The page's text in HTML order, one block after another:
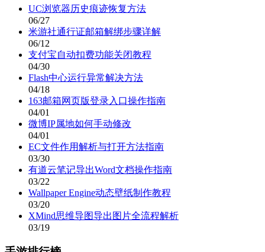
UC浏览器历史痕迹恢复方法
06/27
米游社通行证邮箱解绑步骤详解
06/12
支付宝自动扣费功能关闭教程
04/30
Flash中心运行异常解决方法
04/18
163邮箱网页版登录入口操作指南
04/01
微博IP属地如何手动修改
04/01
EC文件作用解析与打开方法指南
03/30
有道云笔记导出Word文档操作指南
03/22
Wallpaper Engine动态壁纸制作教程
03/20
XMind思维导图导出图片全流程解析
03/19